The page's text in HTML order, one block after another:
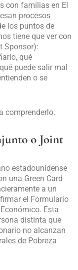
con familias en El
procesos
los puntos de
tiene que ver con
Sponsor):
qué
puede salir mal
o se
comprenderlo.
o Joint
estadounidense
una Green Card
a un
el Formulario
Esta
distinta que
no alcanzan
de Pobreza